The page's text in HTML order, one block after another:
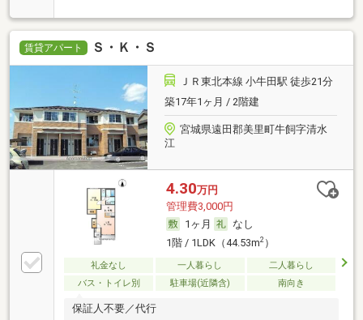
賃貸アパート Ｓ・Ｋ・Ｓ
ＪＲ東北本線 小牛田駅 徒歩21分
築17年1ヶ月 / 2階建
宮城県遠田郡美里町牛飼字清水
江
4.30万円
管理費3,000円
1ヶ月
なし
1階 / 1LDK（44.53m2）
礼金なし 一人暮らし
二人暮らし
バス・トイレ別
駐車場(近隣含) 南向き
保証人不要／代行